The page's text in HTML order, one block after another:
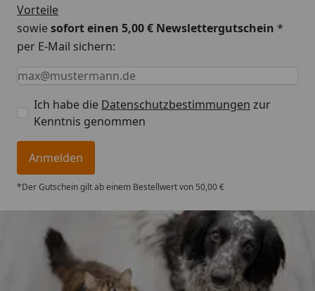
Vorteile
sowiesofort einen 5,00 € Newslettergutschein *
per E-Mail sichern:
Keine Eingabe erforderlich
Eingabe erforderlich
E-Mail *
Ich habe die Datenschutzbestimmungen zur
Kenntnis genommen
Anmelden
*Der Gutschein gilt ab einem Bestellwert von 50,00 €
Trusted Shops